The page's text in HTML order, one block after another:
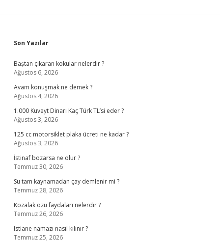
Sidebar
Son Yazılar
Baştan çıkaran kokular nelerdir ?
Ağustos 6, 2026
Avam konuşmak ne demek ?
Ağustos 4, 2026
1.000 Kuveyt Dinarı Kaç Türk TL’si eder ?
Ağustos 3, 2026
125 cc motorsiklet plaka ücreti ne kadar ?
Ağustos 3, 2026
İstinaf bozarsa ne olur ?
Temmuz 30, 2026
Su tam kaynamadan çay demlenir mi ?
Temmuz 28, 2026
Kozalak özü faydaları nelerdir ?
Temmuz 26, 2026
Istiane namazı nasıl kılınır ?
Temmuz 25, 2026